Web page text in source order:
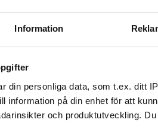
Information
din personliga data, som t.ex. ditt
information på din enhet för att
och produktutveckling.